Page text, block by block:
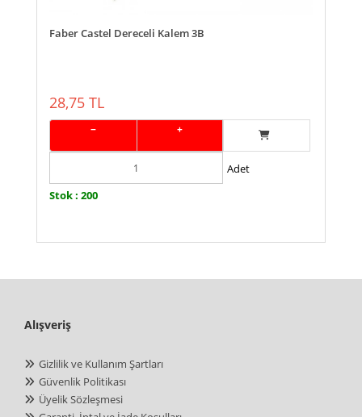
Faber Castel Dereceli Kalem 3B
28,75 TL
− +
Adet
Stok : 200
Alışveriş
Gizlilik ve Kullanım Şartları
Güvenlik Politikası
Üyelik Sözleşmesi